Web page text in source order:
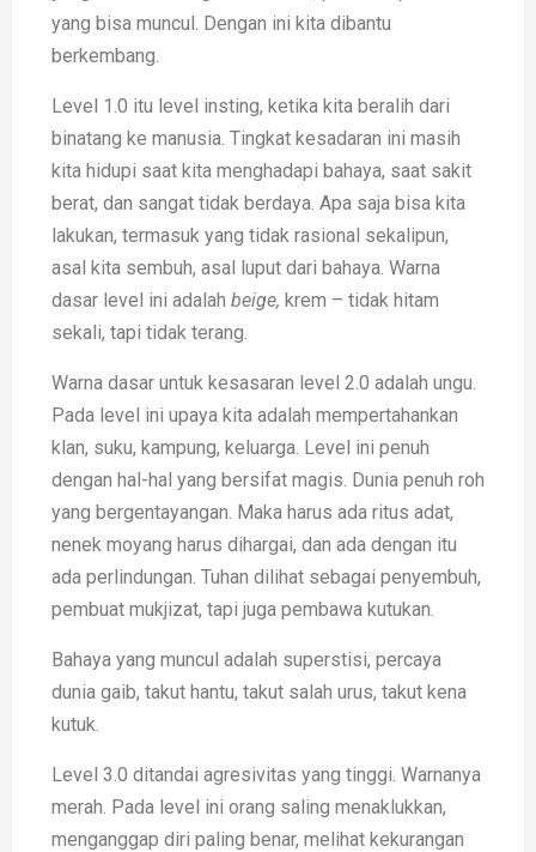
yang bisa muncul. Dengan ini kita dibantu
berkembang.
Level 1.0 itu level insting, ketika kita beralih dari
binatang ke manusia. Tingkat kesadaran ini masih
kita hidupi saat kita menghadapi bahaya, saat sakit
berat, dan sangat tidak berdaya. Apa saja bisa kita
lakukan, termasuk yang tidak rasional sekalipun,
asal kita sembuh, asal luput dari bahaya. Warna
dasar level ini adalah beige, krem – tidak hitam
sekali, tapi tidak terang.
Warna dasar untuk kesasaran level 2.0 adalah ungu.
Pada level ini upaya kita adalah mempertahankan
klan, suku, kampung, keluarga. Level ini penuh
dengan hal-hal yang bersifat magis. Dunia penuh roh
yang bergentayangan. Maka harus ada ritus adat,
nenek moyang harus dihargai, dan ada dengan itu
ada perlindungan. Tuhan dilihat sebagai penyembuh,
pembuat mukjizat, tapi juga pembawa kutukan.
Bahaya yang muncul adalah superstisi, percaya
dunia gaib, takut hantu, takut salah urus, takut kena
kutuk.
Level 3.0 ditandai agresivitas yang tinggi. Warnanya
merah. Pada level ini orang saling menaklukkan,
menganggap diri paling benar, melihat kekurangan